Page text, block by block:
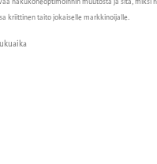
kriittinen taito jokaiselle markkinoijalle.